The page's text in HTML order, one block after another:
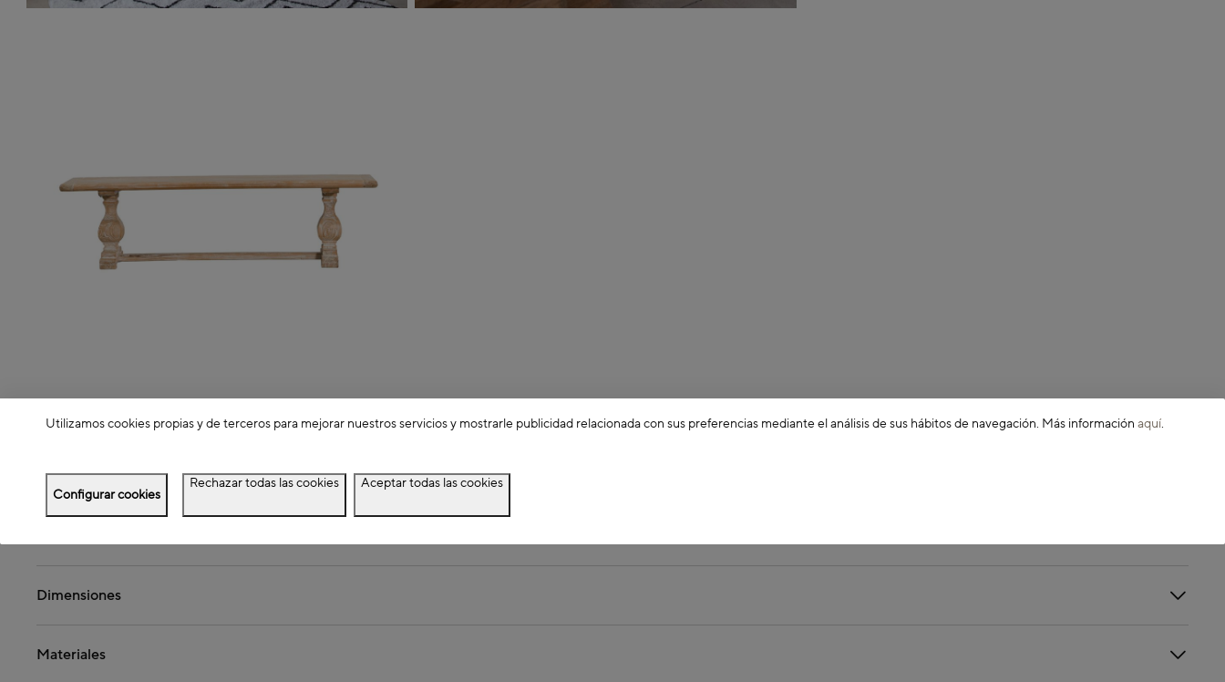
Detalles del producto
Dimensiones
Materiales
Utilizamos cookies propias y de terceros para mejorar nuestros servicios y mostrarle publicidad relacionada con sus preferencias mediante el análisis de sus hábitos de navegación. Más información aquí.
Configurar cookies
Rechazar todas las cookies Aceptar todas las cookies